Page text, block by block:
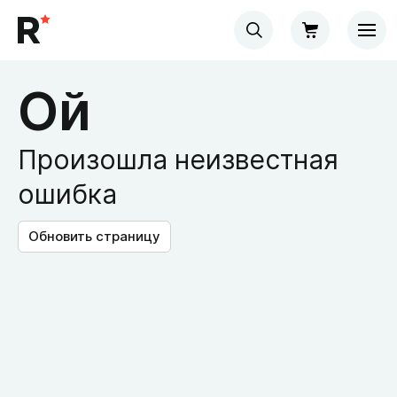
Ой
Произошла неизвестная
ошибка
Обновить страницу